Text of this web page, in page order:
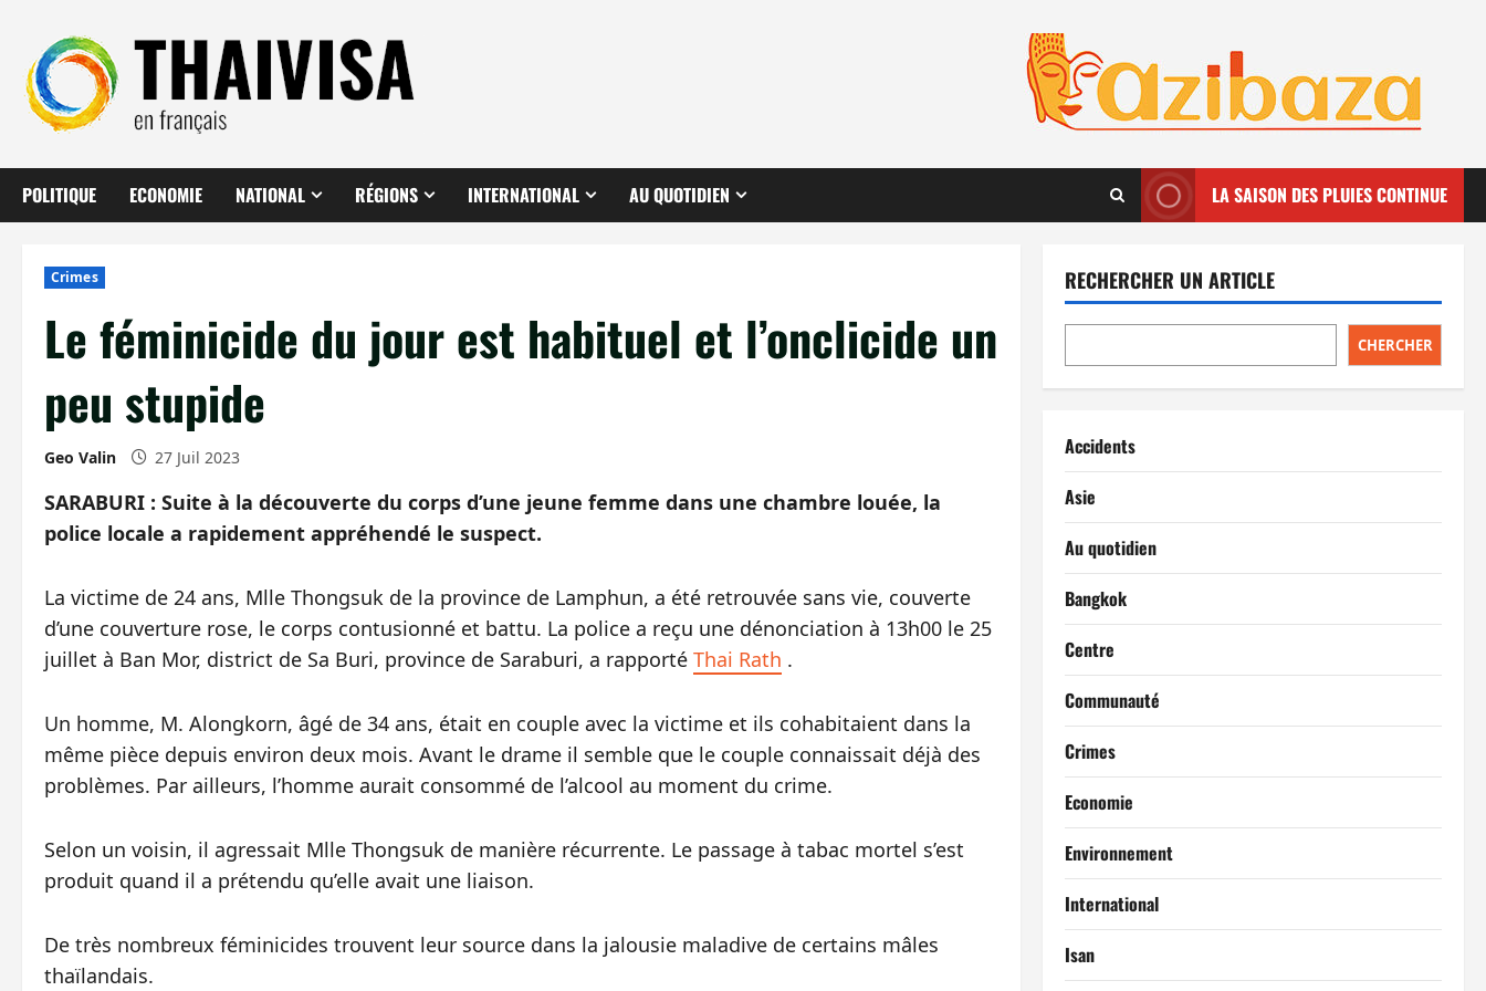
contenu
POLITIQUE ECONOMIE NATIONAL RÉGIONS INTERNATIONAL AU QUOTIDIEN LA SAISON DES PLUIES CONTINUE
Crimes
Le féminicide du jour est habituel et l’onclicide un
peu stupide
Geo Valin 27 Juil 2023
SARABURI : Suite à la découverte du corps d’une jeune femme dans une chambre louée, la
police locale a rapidement appréhendé le suspect.
La victime de 24 ans, Mlle Thongsuk de la province de Lamphun, a été retrouvée sans vie, couverte
d’une couverture rose, le corps contusionné et battu. La police a reçu une dénonciation à 13h00 le 25
juillet à Ban Mor, district de Sa Buri, province de Saraburi, a rapporté Thai Rath .
Un homme, M. Alongkorn, âgé de 34 ans, était en couple avec la victime et ils cohabitaient dans la
même pièce depuis environ deux mois. Avant le drame il semble que le couple connaissait déjà des
problèmes. Par ailleurs, l’homme aurait consommé de l’alcool au moment du crime.
Selon un voisin, il agressait Mlle Thongsuk de manière récurrente. Le passage à tabac mortel s’est
produit quand il a prétendu qu’elle avait une liaison.
De très nombreux féminicides trouvent leur source dans la jalousie maladive de certains mâles
thaïlandais.
RECHERCHER UN ARTICLE
CHERCHER
Accidents
Asie
Au quotidien
Bangkok
Centre
Communauté
Crimes
Economie
Environnement
International
Isan